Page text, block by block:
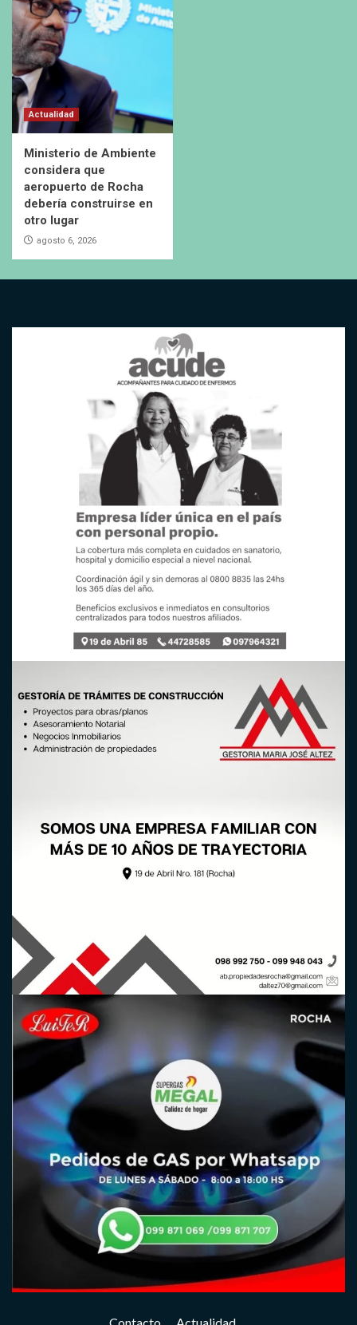
Actualidad
Ministerio de Ambiente
considera que
aeropuerto de Rocha
debería construirse en
otro lugar
agosto 6, 2026